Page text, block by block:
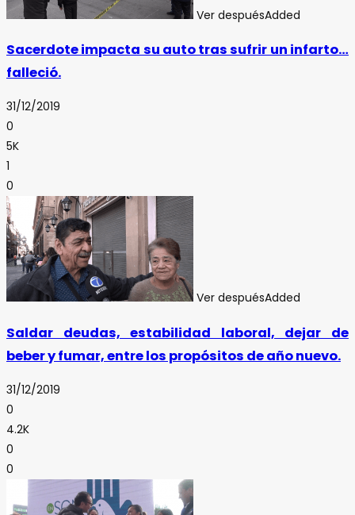
Ver despuésAdded
Sacerdote impacta su auto tras sufrir un infarto…
falleció.
31/12/2019
0
5K
1
0
Ver despuésAdded
Saldar deudas, estabilidad laboral, dejar de
beber y fumar, entre los propósitos de año nuevo.
31/12/2019
0
4.2K
0
0